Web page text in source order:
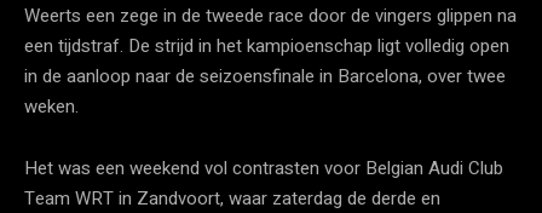
Weerts een zege in de tweede race door de vingers glippen na
een tijdstraf. De strijd in het kampioenschap ligt volledig open
in de aanloop naar de seizoensfinale in Barcelona, over twee
weken.
Het was een weekend vol contrasten voor Belgian Audi Club
Team WRT in Zandvoort, waar zaterdag de derde en